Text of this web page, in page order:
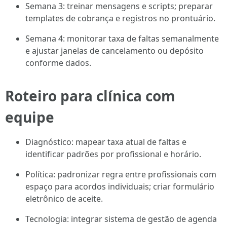
Semana 3: treinar mensagens e scripts; preparar
templates de cobrança e registros no prontuário.
Semana 4: monitorar taxa de faltas semanalmente
e ajustar janelas de cancelamento ou depósito
conforme dados.
Roteiro para clínica com
equipe
Diagnóstico: mapear taxa atual de faltas e
identificar padrões por profissional e horário.
Política: padronizar regra entre profissionais com
espaço para acordos individuais; criar formulário
eletrônico de aceite.
Tecnologia: integrar sistema de gestão de agenda